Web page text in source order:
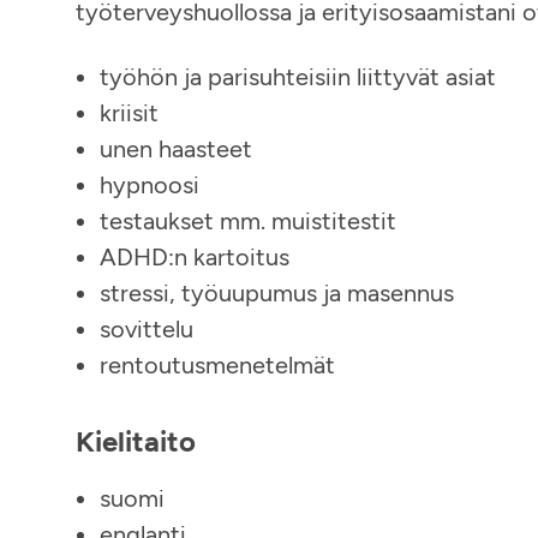
työterveyshuollossa ja erityisosaamistani
työhön ja parisuhteisiin liittyvät asiat
kriisit
unen haasteet
hypnoosi
testaukset mm. muistitestit
ADHD:n kartoitus
stressi, työuupumus ja masennus
sovittelu
rentoutusmenetelmät
Kielitaito
suomi